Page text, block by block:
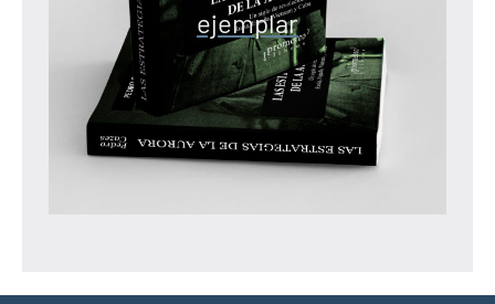
ejemplar